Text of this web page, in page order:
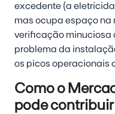
excedente (a
mas ocupa espaço na
verificação minuciosa
problema da
os picos operacionais
Como o
pode